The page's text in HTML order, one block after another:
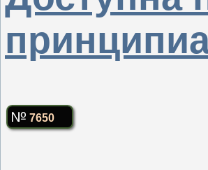
7650